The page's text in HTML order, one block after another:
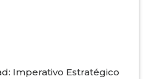
Imperativo Estratégico